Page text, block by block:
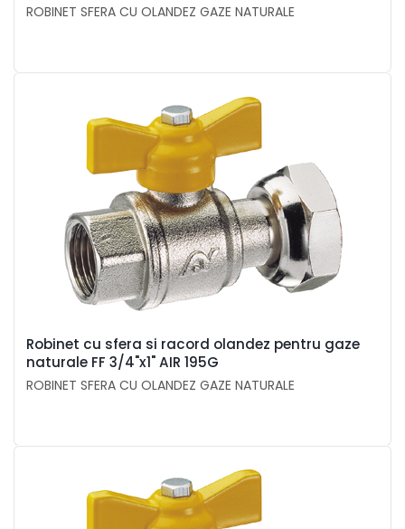
ROBINET SFERA CU OLANDEZ GAZE NATURALE
Robinet cu sfera si racord olandez pentru gaze
naturale FF 3/4"x1" AIR 195G
ROBINET SFERA CU OLANDEZ GAZE NATURALE